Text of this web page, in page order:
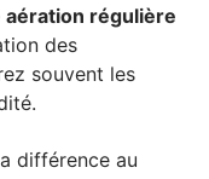
aération régulière
des
souvent les
différence au